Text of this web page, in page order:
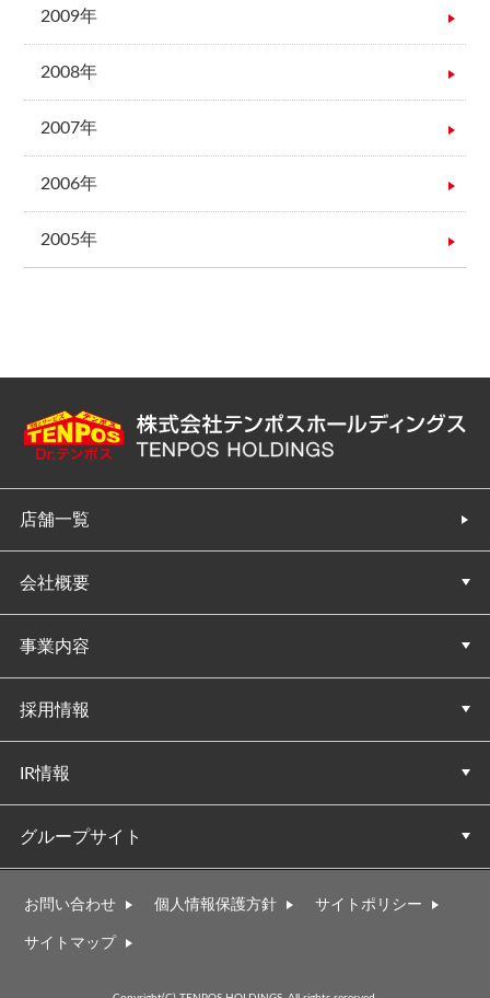
2009年
2008年
2007年
2006年
2005年
店舗一覧
会社概要
会社概要
経営理念
社長の決意表明
テンポス辞典
事業内容
事業内容
1000億企業に向けて
SDGs
採用情報
採用情報
大卒採用
高卒採用
中途採用
パート採用
シニア採用
IR情報
IR情報
決算短信・会社説明資料
有価証券報告書
コーポレート・ガバナンス報告書
株主総会関連資料
株主優待制度
株価
電子公告
IRメール配信登録
投資家向け何でも回答コーナー
IRニュース
グループサイト
テンポスバスターズ
キッチンテクノ
テンポスドットコム
テンポス情報館
スタジオテンポス
テンポスフィナンシャルトラスト
ディースパーク
テンポスフードプレイス
ステーキのあさくま
ヤマトサカナ株式会社
株式会社オフィスバスターズ
株式会社美道
株式会社トータルテンポス
お問い合わせ 個人情報保護方針 サイトポリシー
サイトマップ